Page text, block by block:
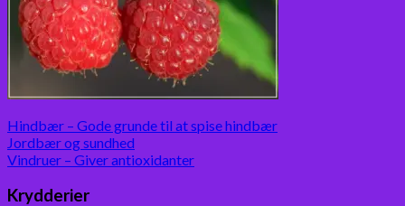
Hindbær – Gode grunde til at spise hindbær
Jordbær og sundhed
Vindruer – Giver antioxidanter
Krydderier